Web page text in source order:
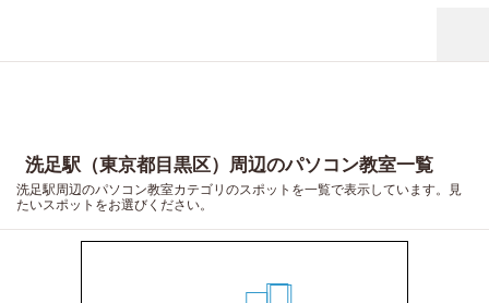
洗足駅（東京都目黒区）周辺のパソコン教室一覧
洗足駅周辺のパソコン教室カテゴリのスポットを一覧で表示しています。見
たいスポットをお選びください。